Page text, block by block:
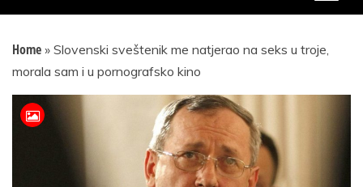
Home » Slovenski sveštenik me natjerao na seks u troje,
morala sam i u pornografsko kino